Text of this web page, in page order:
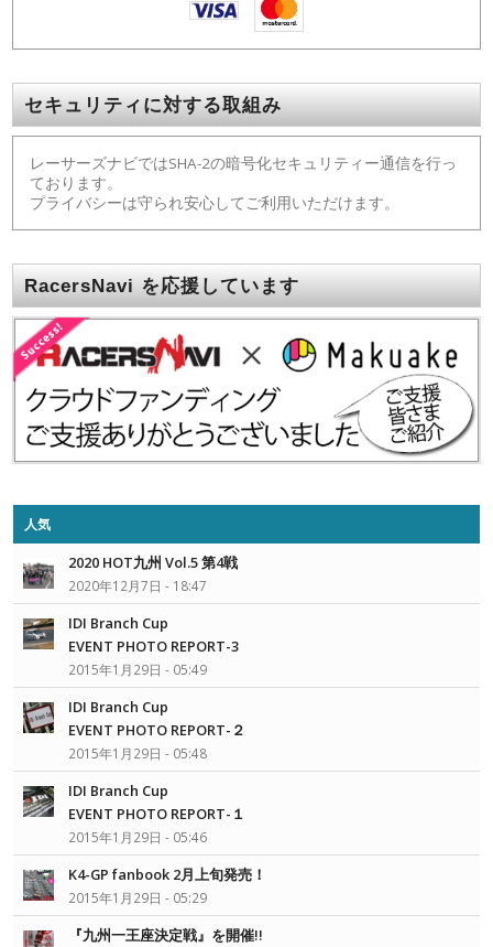
セキュリティに対する取組み
レーサーズナビではSHA-2の暗号化セキュリティー通信を行っ
ております。
プライバシーは守られ安心してご利用いただけます。
RacersNavi を応援しています
人気
2020 HOT九州 Vol.5 第4戦
2020年12月7日 - 18:47
IDI Branch Cup
EVENT PHOTO REPORT-3
2015年1月29日 - 05:49
IDI Branch Cup
EVENT PHOTO REPORT-２
2015年1月29日 - 05:48
IDI Branch Cup
EVENT PHOTO REPORT-１
2015年1月29日 - 05:46
K4-GP fanbook 2月上旬発売！
2015年1月29日 - 05:29
『九州一王座決定戦』を開催!!